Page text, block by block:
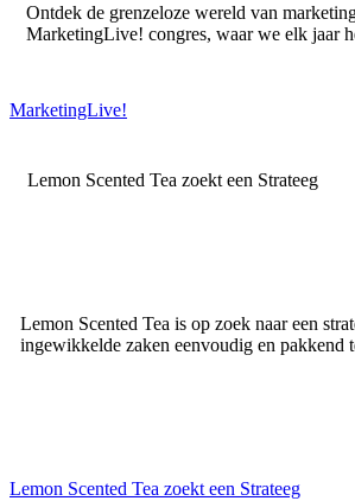
Ontdek de grenzeloze wereld van
MarketingLive! congres, waar we elk jaar
MarketingLive!
Lemon Scented Tea zoekt een Strateeg
Lemon Scented Tea is op zoek naar een
ingewikkelde zaken eenvoudig en pakkend
Lemon Scented Tea zoekt een Strateeg